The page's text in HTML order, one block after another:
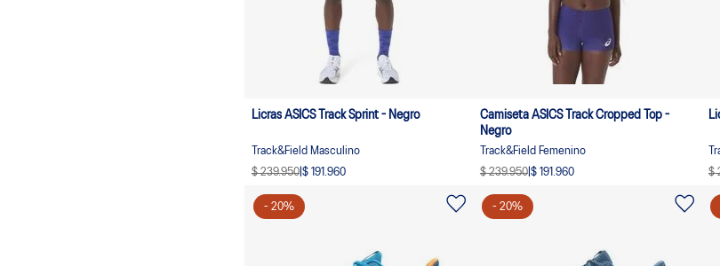
Licras ASICS Track Sprint - Negro
Track&Field Masculino
$ 239.950| $ 191.960
Camiseta ASICS Track Cropped Top -
Negro
Track&Field Femenino
$ 239.950| $ 191.960
$
- 20% - 20%